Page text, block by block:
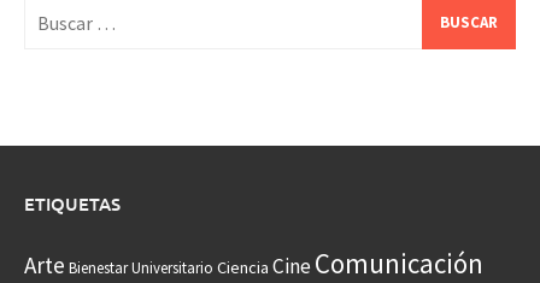
ETIQUETAS
Arte Bienestar Universitario Ciencia CineComunicación